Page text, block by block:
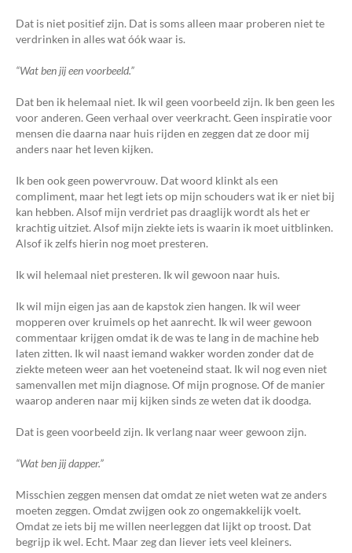
Dat is niet positief zijn. Dat is soms alleen maar proberen niet te
verdrinken in alles wat óók waar is.
“Wat ben jij een voorbeeld.”
Dat ben ik helemaal niet. Ik wil geen voorbeeld zijn. Ik ben geen les
voor anderen. Geen verhaal over veerkracht. Geen inspiratie voor
mensen die daarna naar huis rijden en zeggen dat ze door mij
anders naar het leven kijken.
Ik ben ook geen powervrouw. Dat woord klinkt als een
compliment, maar het legt iets op mijn schouders wat ik er niet bij
kan hebben. Alsof mijn verdriet pas draaglijk wordt als het er
krachtig uitziet. Alsof mijn ziekte iets is waarin ik moet uitblinken.
Alsof ik zelfs hierin nog moet presteren.
Ik wil helemaal niet presteren. Ik wil gewoon naar huis.
Ik wil mijn eigen jas aan de kapstok zien hangen. Ik wil weer
mopperen over kruimels op het aanrecht. Ik wil weer gewoon
commentaar krijgen omdat ik de was te lang in de machine heb
laten zitten. Ik wil naast iemand wakker worden zonder dat de
ziekte meteen weer aan het voeteneind staat. Ik wil nog even niet
samenvallen met mijn diagnose. Of mijn prognose. Of de manier
waarop anderen naar mij kijken sinds ze weten dat ik doodga.
Dat is geen voorbeeld zijn. Ik verlang naar weer gewoon zijn.
“Wat ben jij dapper.”
Misschien zeggen mensen dat omdat ze niet weten wat ze anders
moeten zeggen. Omdat zwijgen ook zo ongemakkelijk voelt.
Omdat ze iets bij me willen neerleggen dat lijkt op troost. Dat
begrijp ik wel. Echt. Maar zeg dan liever iets veel kleiners.